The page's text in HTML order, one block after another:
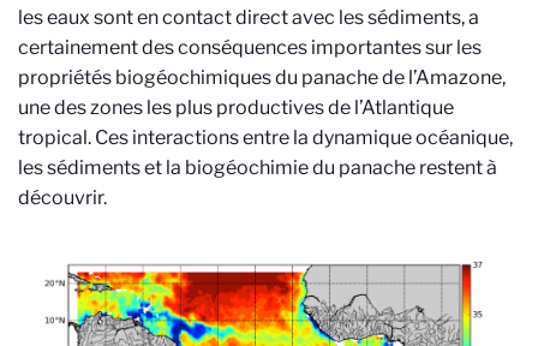
les eaux sont en contact direct avec les sédiments, a
certainement des conséquences importantes sur les
propriétés biogéochimiques du panache de l’Amazone,
une des zones les plus productives de l’Atlantique
tropical. Ces interactions entre la dynamique océanique,
les sédiments et la biogéochimie du panache restent à
découvrir.